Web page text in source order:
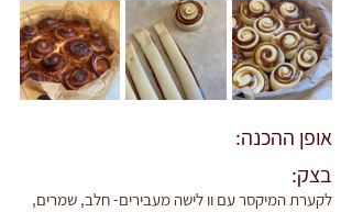
אופן ההכנה:
‫בצק:
‫לקערת המיקסר עם וו לישה מעבירים- חלב, שמרים,